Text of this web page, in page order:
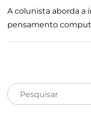
A colunista aborda a
pensamento